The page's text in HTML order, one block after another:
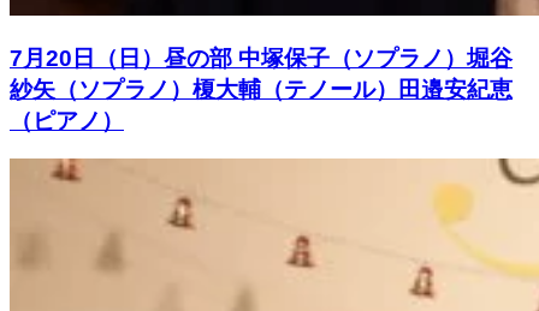
7月20日（日）昼の部 中塚保子（ソプラノ）堀谷
紗矢（ソプラノ）榎大輔（テノール）田邉安紀恵
（ピアノ）